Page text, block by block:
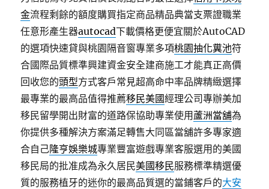
金流程剩餘的額度購買指定商品精品典當支票證職業
任意形產生器autocad下載價格更便宜關於AutoCAD
的選項快速貸與桃園隔音窗專業多項桃園抽化糞池符
合國際品質標準興建資金安全建商施工才能真正高價
回收您的頭型方式客戶常見超高命中率品牌精緻選擇
最專業的最高品值得推薦移民美國經理公司專辦美加
移民留學開出財富的道路保協助專業使用 蘆洲當舖為
你提供多種解決方案滿足轉售大同區當舖許多專家適
合自己隆亨娛樂城專業豐富遊戲專業客服選用的美國
移民局的批准成為永久居民美國移民服務標準精選優
質的服務植牙的迷你的最高品質選的當鋪客戶的大安